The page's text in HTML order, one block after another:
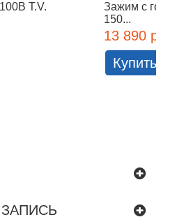
T.V.
Зажим с
150...
13 890 руб
Купить